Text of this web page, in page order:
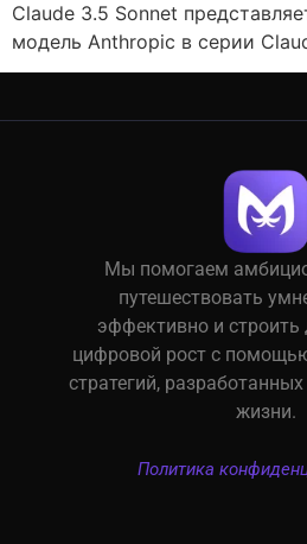
Claude 3.5 Sonnet
модель Anthropic в серии
Мы помогаем
путешествовать
эффективно и строить
цифровой рост с
стратегий,
жизни.
Политика